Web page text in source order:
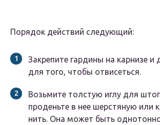
Порядок действий следующий:
Закрепите гардины на карнизе и
для того, чтобы отвисеться.
Возьмите толстую иглу для
проденьте в нее шерстяную или
нить. Она может быть